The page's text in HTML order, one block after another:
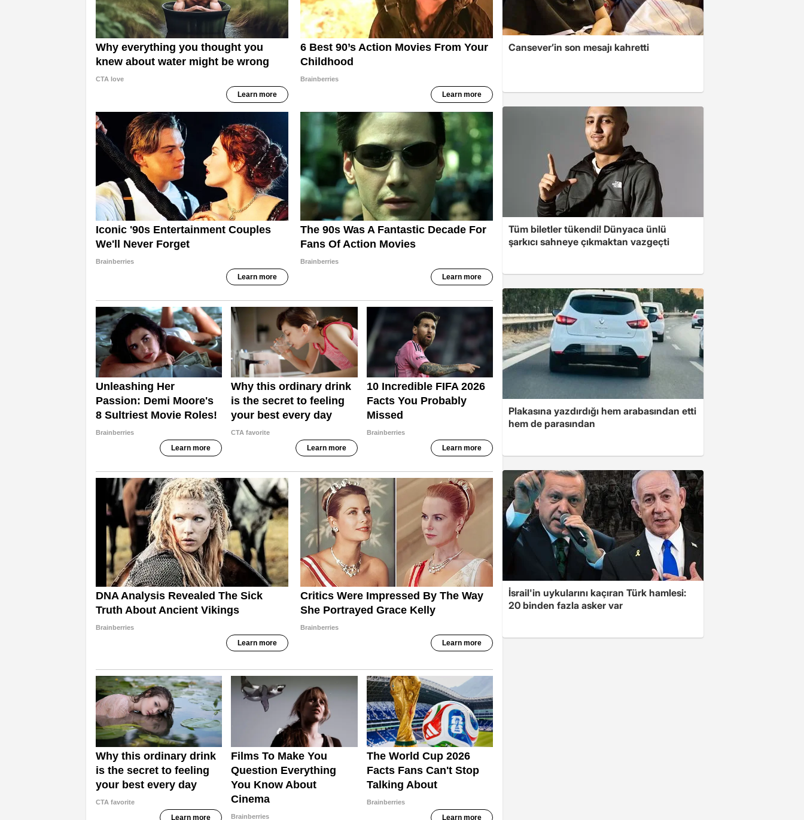
Cansever’in son mesajı kahretti
Tüm biletler tükendi! Dünyaca ünlü
şarkıcı sahneye çıkmaktan vazgeçti
Plakasına yazdırdığı hem arabasından etti
hem de parasından
İsrail'in uykularını kaçıran Türk hamlesi:
20 binden fazla asker var